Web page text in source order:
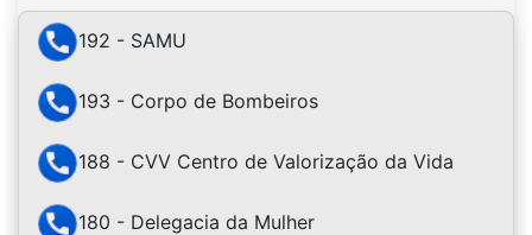
192 - SAMU
193 - Corpo de Bombeiros
188 - CVV Centro de Valorização da Vida
180 - Delegacia da Mulher